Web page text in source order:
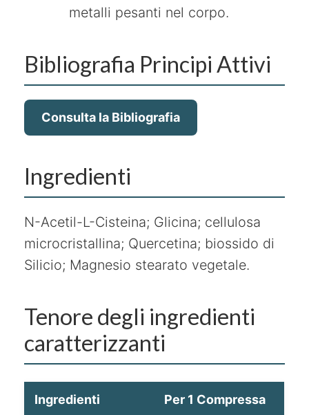
metalli pesanti nel corpo.
Bibliografia Principi Attivi
Consulta la Bibliografia
Ingredienti
N-Acetil-L-Cisteina; Glicina; cellulosa
microcristallina; Quercetina; biossido di
Silicio; Magnesio stearato vegetale.
Tenore degli ingredienti
caratterizzanti
Ingredienti Per 1 Compressa